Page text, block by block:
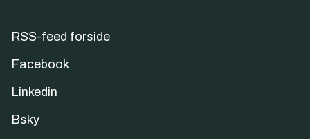
RSS-feed forside
Facebook
Linkedin
Bsky